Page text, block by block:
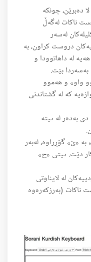
دەبرێن، چونکە
ناکات لەگەڵ
لەسەر
دروست کراون، بە
لە داهاتوودا و
بەسەردا بێت.
واو» و هەموو
کە لە گشتاندنی
بەدەر لە پیتە
«ێ» گۆڕراوە، لەبەر
دێت. پیتی «ح»
لە لایئاوتی
ناکات (بەرزکەرەوە